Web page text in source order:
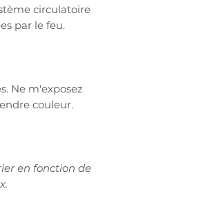
circulatoire
par le feu.
Ne m'exposez
couleur.
en fonction de